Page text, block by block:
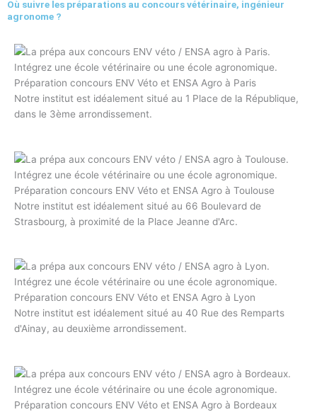
Où suivre les préparations au concours vétérinaire, ingénieur
agronome ?
Préparation concours ENV Véto et ENSA Agro à Paris
Notre institut est idéalement situé au 1 Place de la République,
dans le 3ème arrondissement.
Préparation concours ENV Véto et ENSA Agro à Toulouse
Notre institut est idéalement situé au 66 Boulevard de
Strasbourg, à proximité de la Place Jeanne d'Arc.
Préparation concours ENV Véto et ENSA Agro à Lyon
Notre institut est idéalement situé au 40 Rue des Remparts
d'Ainay, au deuxième arrondissement.
Préparation concours ENV Véto et ENSA Agro à Bordeaux